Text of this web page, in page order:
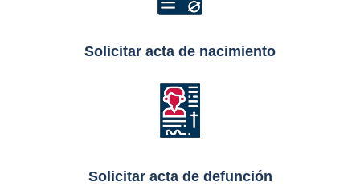
Solicitar acta de nacimiento
Solicitar acta de defunción